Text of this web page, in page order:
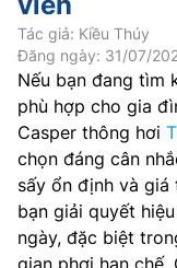
Tác giả: Kiều Thúy
Đăng ngày: 31/07/
Nếu bạn đang tìm
phù hợp cho gia
Casper thông hơi
chọn đáng cân
sấy ổn định và giá
bạn giải quyết
ngày, đặc biệt
gian phơi hạn chế.